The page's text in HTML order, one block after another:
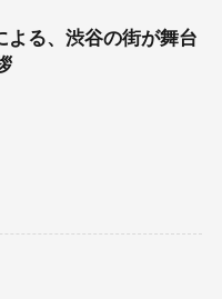
よる、渋谷の街が舞台